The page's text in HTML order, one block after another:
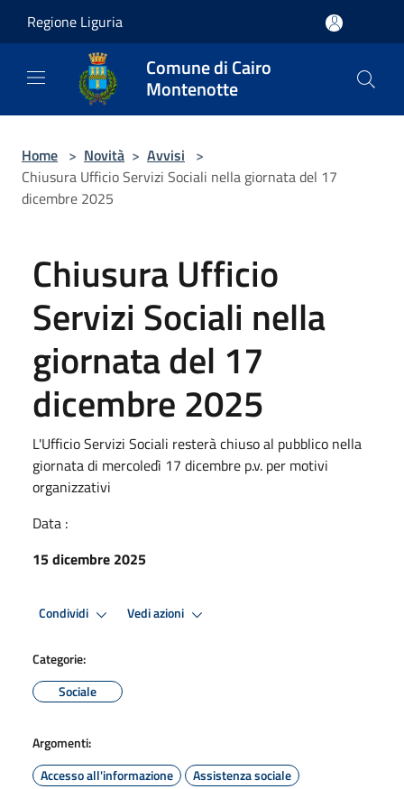
Regione Liguria
Comune di Cairo
Montenotte
Home > Novità > Avvisi >
Chiusura Ufficio Servizi Sociali nella giornata del 17
dicembre 2025
Chiusura Ufficio
Servizi Sociali nella
giornata del 17
dicembre 2025
L'Ufficio Servizi Sociali resterà chiuso al pubblico nella
giornata di mercoledì 17 dicembre p.v. per motivi
organizzativi
Data :
15 dicembre 2025
Condividi Vedi azioni
Categorie:
Sociale
Argomenti:
Accesso all'informazione
Assistenza sociale